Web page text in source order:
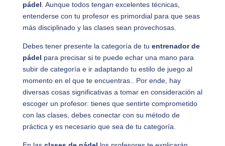
pádel . Aunque todos tengan excelentes técnicas,
entenderse con tu profesor es primordial para que seas
más disciplinado y las clases sean provechosas.
Debes tener presente la categoría de tu entrenador de
pádel para precisar si te puede echar una mano para
subir de categoría e ir adaptando tu estilo de juego al
momento en el que te encuentras.. Por ende, hay
diversas cosas significativas a tomar en consideración al
escoger un profesor: tienes que sentirte comprometido
con las clases, debes conectar con su método de
práctica y es necesario que sea de tu categoría.